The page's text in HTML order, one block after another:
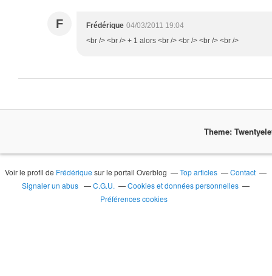
F Frédérique 04/03/2011 19:04
<br /> <br /> + 1 alors <br /> <br /> <br /> <br />
Theme:
Voir le profil de Frédérique sur le portail Overblog Top articles
Contact
Signaler un abus
C.G.U.
Cookies et données personnelles
Préférences cookies